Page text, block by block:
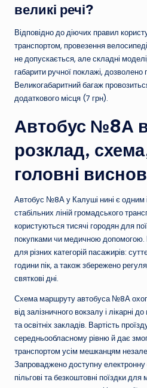
великі речі?
Відповідно до діючих правил
транспортом, провезення
не допускається, але складні
габарити ручної поклажі,
Великогабаритний багаж
додаткового місця (7 грн).
Автобус №8А
розклад,
головні
Автобус №8А у Калуші нині є одним
стабільних ліній громадського
користуються тисячі городян для
покупками чи медичною допомогою.
для різних категорій пасажирів:
години пік, а також збережено
святкові дні.
Схема маршруту автобуса №8А
від залізничного вокзалу і лікарні
та освітніх закладів. Вартість
середньообласному рівню й дає
транспортом усім мешканцям
Запроваджено доступну
пільгові та безкоштовні поїздки